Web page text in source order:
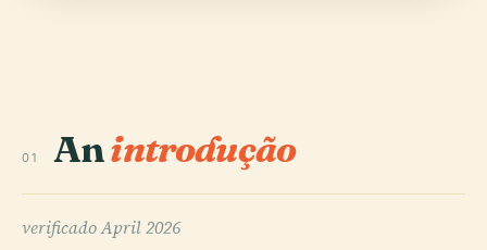
01 Anintrodução
verificadoApril 2026